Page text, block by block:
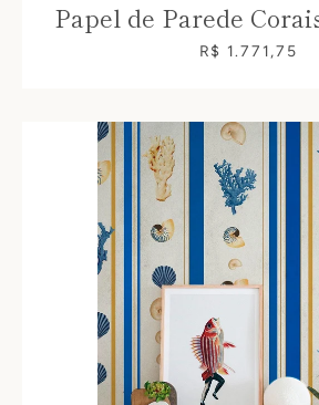
Papel de Parede
R$ 1.771,75